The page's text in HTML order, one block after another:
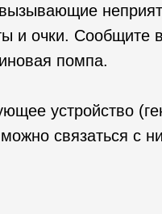
вызывающие
и очки. Сообщите
помпа.
устройство
связаться с